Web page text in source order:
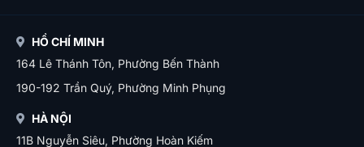
HỒ CHÍ MINH
164 Lê Thánh Tôn, Phường Bến Thành
190-192 Trần Quý, Phường Minh Phụng
HÀ NỘI
11B Nguyễn Siêu, Phường Hoàn Kiếm